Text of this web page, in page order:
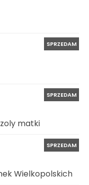
SPRZEDAM
SPRZEDAM
matki
SPRZEDAM
Wielkopolskich